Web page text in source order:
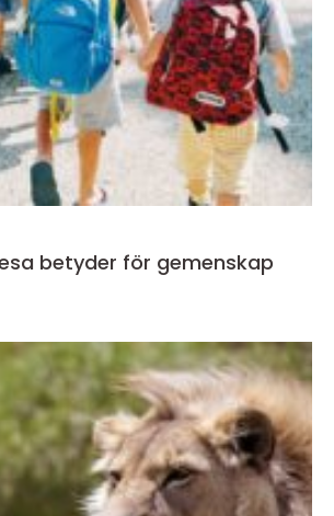
betyder för gemenskap